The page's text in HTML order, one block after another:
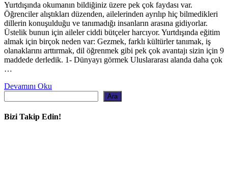
Yurtdışında okumanın bildiğiniz üzere pek çok faydası var.
Öğrenciler alıştıkları düzenden, ailelerinden ayrılıp hiç bilmedikleri
dillerin konuşulduğu ve tanımadığı insanların arasına gidiyorlar.
Üstelik bunun için aileler ciddi bütçeler harcıyor. Yurtdışında eğitim
almak için birçok neden var: Gezmek, farklı kültürler tanımak, iş
olanaklarını arttırmak, dil öğrenmek gibi pek çok avantajı sizin için 9
maddede derledik. 1- Dünyayı görmek Uluslararası alanda daha çok
…
Devamını Oku
Ara
Bizi Takip Edin!